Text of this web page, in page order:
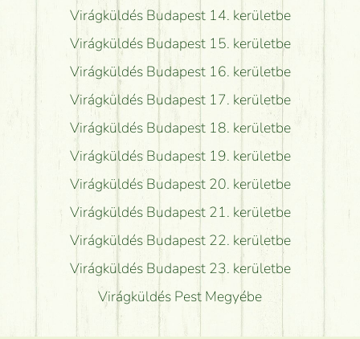
Virágküldés Budapest 14. kerületbe
Virágküldés Budapest 15. kerületbe
Virágküldés Budapest 16. kerületbe
Virágküldés Budapest 17. kerületbe
Virágküldés Budapest 18. kerületbe
Virágküldés Budapest 19. kerületbe
Virágküldés Budapest 20. kerületbe
Virágküldés Budapest 21. kerületbe
Virágküldés Budapest 22. kerületbe
Virágküldés Budapest 23. kerületbe
Virágküldés Pest Megyébe